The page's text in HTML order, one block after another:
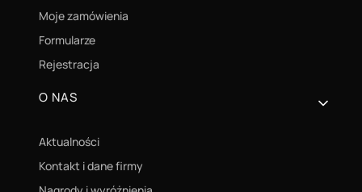
Moje zamówienia
Formularze
Rejestracja
O NAS
Aktualności
Kontakt i dane firmy